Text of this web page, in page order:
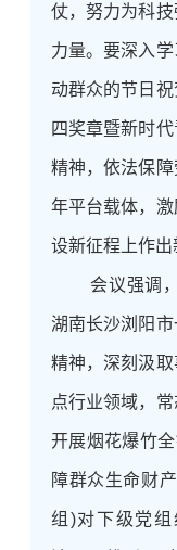
仗，努力为科
力量。要深入
动群众的节日
四奖章暨新时
精神，依法保
年平台载体，
设新征程上作出
会议强调
湖南长沙浏阳
精神，深刻汲
点行业领域，
开展烟花爆竹
障群众生命财
组)对下级党组